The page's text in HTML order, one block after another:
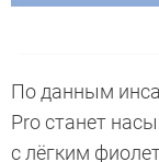
По данным
Pro станет
с лёгким